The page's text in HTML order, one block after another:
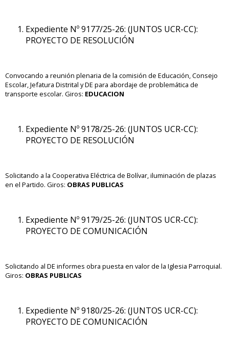
Expediente Nº 9177/25-26: (JUNTOS UCR-CC):
PROYECTO DE RESOLUCIÓN
Convocando a reunión plenaria de la comisión de Educación, Consejo
Escolar, Jefatura Distrital y DE para abordaje de problemática de
transporte escolar. Giros: EDUCACION
Expediente Nº 9178/25-26: (JUNTOS UCR-CC):
PROYECTO DE RESOLUCIÓN
Solicitando a la Cooperativa Eléctrica de Bolívar, iluminación de plazas
en el Partido. Giros: OBRAS PUBLICAS
Expediente Nº 9179/25-26: (JUNTOS UCR-CC):
PROYECTO DE COMUNICACIÓN
Solicitando al DE informes obra puesta en valor de la Iglesia Parroquial.
Giros: OBRAS PUBLICAS
Expediente Nº 9180/25-26: (JUNTOS UCR-CC):
PROYECTO DE COMUNICACIÓN